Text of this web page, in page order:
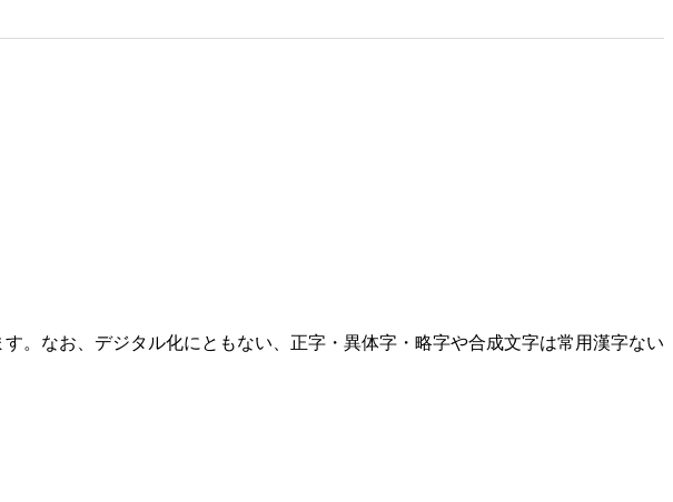
。なお、デジタル化にともない、正字・異体字・略字や合成文字は常用漢字ない